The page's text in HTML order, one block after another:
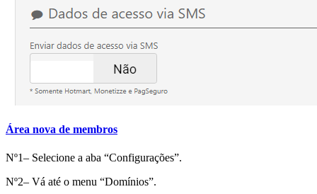
Área nova de membros
Nº1– Selecione a aba “Configurações”.
Nº2– Vá até o menu “Domínios”.